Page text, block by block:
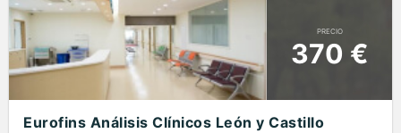
PRECIO
370 €
Eurofins Análisis Clínicos León y Castillo